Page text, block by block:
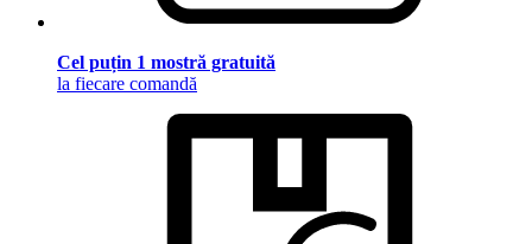
Cel puțin 1 mostră gratuită
la fiecare comandă